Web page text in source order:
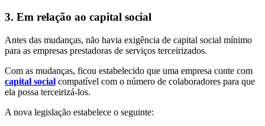
3. Em relação ao capital social
Antes das mudanças, não havia exigência de capital social mínimo
para as empresas prestadoras de serviços terceirizados.
Com as mudanças, ficou estabelecido que uma empresa conte com
capital social compatível com o número de colaboradores para que
ela possa terceirizá-los.
A nova legislação estabelece o seguinte: